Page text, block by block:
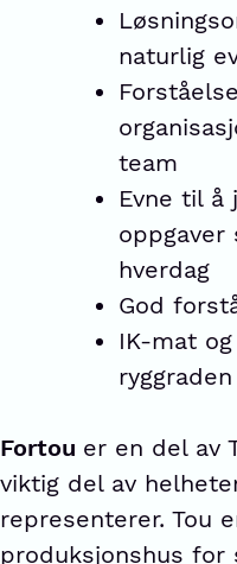
naturlig
team
Evne til å
oppgaver
hverdag
God
IK-mat
ryggraden
Fortou er en del av
viktig del av
representerer. Tou
produksjonshus for